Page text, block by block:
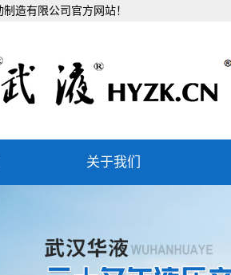
造有限公司官方网站！
关于我们
组织机构